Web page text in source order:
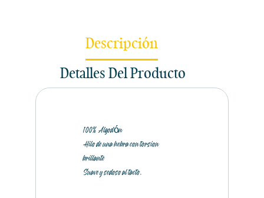
Descripción
Detalles Del Producto
100% Algodón
Hilo de una hebra con torsion
brillante
Suave y sedoso al tacto.